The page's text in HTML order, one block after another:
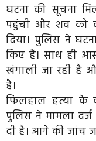
घटना की सूचना
पहुंची और शव को
दिया। पुलिस ने
किए हैं। साथ ही
खंगाली जा रही है
है।
फिलहाल हत्या के
पुलिस ने मामला
दी है। आगे की जांच